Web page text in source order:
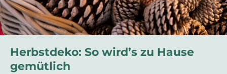
Herbstdeko: So wird’s zu Hause
gemütlich